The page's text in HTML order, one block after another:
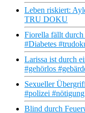
Leben riskiert:
TRU DOKU
Fiorella fällt
#Diabetes
Larissa ist durch
#gehörlos
Sexueller
#polizei
Blind durch